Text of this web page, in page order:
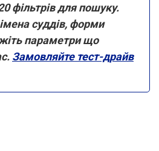
фільтрів для пошуку.
імена суддів, форми
параметри що
Замовляйте тест-драйв